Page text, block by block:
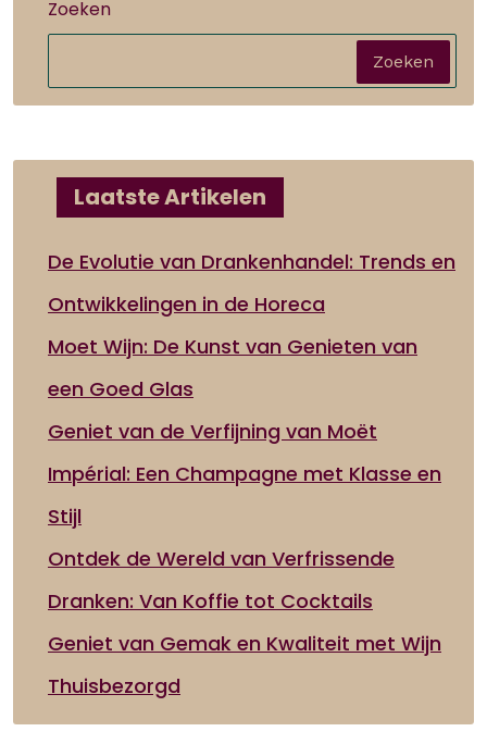
Zoeken
Zoeken
Laatste Artikelen
De Evolutie van Drankenhandel: Trends en
Ontwikkelingen in de Horeca
Moet Wijn: De Kunst van Genieten van
een Goed Glas
Geniet van de Verfijning van Moët
Impérial: Een Champagne met Klasse en
Stijl
Ontdek de Wereld van Verfrissende
Dranken: Van Koffie tot Cocktails
Geniet van Gemak en Kwaliteit met Wijn
Thuisbezorgd